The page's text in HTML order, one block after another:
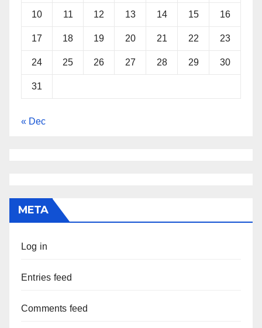
10 11 12 13 14 15 16
17 18 19 20 21 22 23
24 25 26 27 28 29 30
31
« Dec
META
Log in
Entries feed
Comments feed